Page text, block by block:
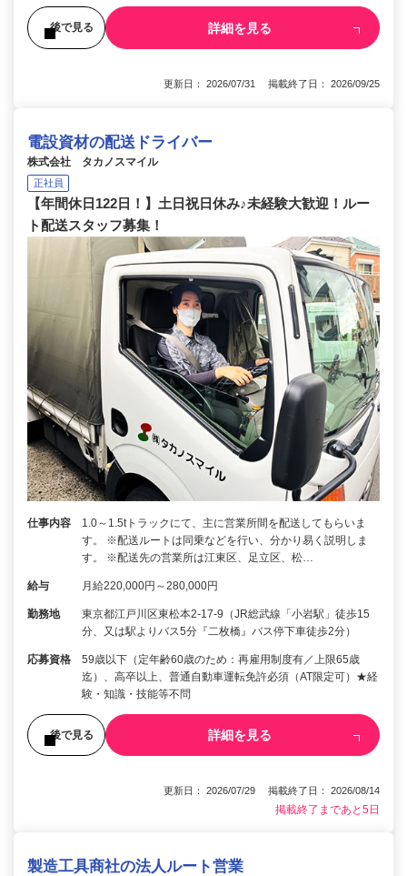
後で見る 詳細を見る
更新日： 2026/07/31 掲載終了日： 2026/09/25
電設資材の配送ドライバー
株式会社 タカノスマイル
正社員
【年間休日122日！】土日祝日休み♪未経験大歓迎！ルー
ト配送スタッフ募集！
仕事内容
1.0～1.5tトラックにて、主に営業所間を配送してもらいま
す。 ※配送ルートは同乗などを行い、分かり易く説明しま
す。 ※配送先の営業所は江東区、足立区、松…
給与 月給220,000円～280,000円
勤務地
東京都江戸川区東松本2-17-9（JR総武線「小岩駅」徒歩15
分、又は駅よりバス5分『二枚橋』バス停下車徒歩2分）
応募資格
59歳以下（定年齢60歳のため：再雇用制度有／上限65歳
迄）、高卒以上、普通自動車運転免許必須（AT限定可）★経
験・知識・技能等不問
後で見る 詳細を見る
更新日： 2026/07/29 掲載終了日： 2026/08/14
掲載終了まであと5日
製造工具商社の法人ルート営業